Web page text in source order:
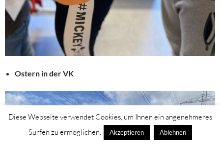
Ostern in der VK
Diese Webseite verwendet Cookies, um Ihnen ein angenehmeres
Surfen zu ermöglichen.
Akzeptieren Ablehnen